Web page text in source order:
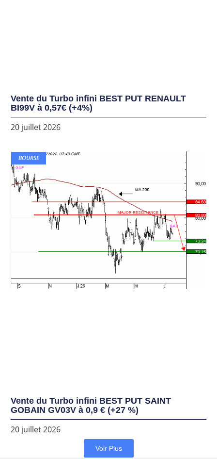
Vente du Turbo infini BEST PUT RENAULT
BI99V à 0,57€ (+4%)
20 juillet 2026
BOURSE
Vente du Turbo infini BEST PUT SAINT
GOBAIN GV03V à 0,9 € (+27 %)
20 juillet 2026
Voir Plus